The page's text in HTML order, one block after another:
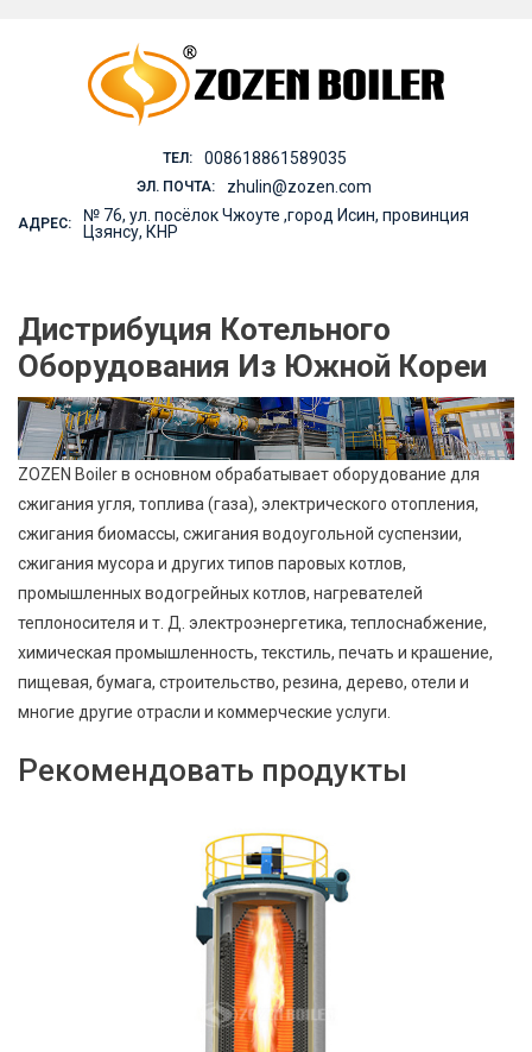
ТЕЛ: 008618861589035
ЭЛ. ПОЧТА: zhulin@zozen.com
АДРЕС:
№ 76, ул. посёлок Чжоуте ,город Исин, провинция
Цзянсу, КНР
Дистрибуция Котельного
Оборудования Из Южной Кореи
ZOZEN Boiler в основном обрабатывает оборудование для
сжигания угля, топлива (газа), электрического отопления,
сжигания биомассы, сжигания водоугольной суспензии,
сжигания мусора и других типов паровых котлов,
промышленных водогрейных котлов, нагревателей
теплоносителя и т. Д. электроэнергетика, теплоснабжение,
химическая промышленность, текстиль, печать и крашение,
пищевая, бумага, строительство, резина, дерево, отели и
многие другие отрасли и коммерческие услуги.
Рекомендовать продукты